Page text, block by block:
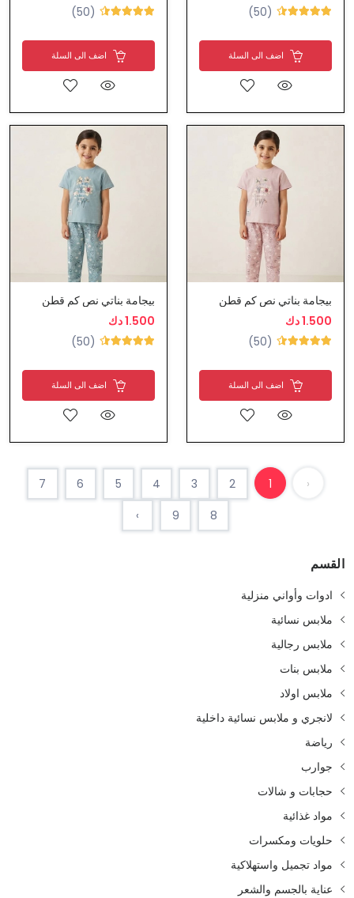
(50)
اضف الى السلة
(50)
اضف الى السلة
بيجامة بناتي نص كم قطن
1.500 دك
(50)
اضف الى السلة
بيجامة بناتي نص كم قطن
1.500 دك
(50)
اضف الى السلة
‹
1
2
3
4
5
6
7
8
9
›
القسم
ادوات وأواني منزلية
ملابس نسائية
ملابس رجالية
ملابس بنات
ملابس اولاد
لانجري و ملابس نسائية داخلية
رياضة
جوارب
حجابات و شالات
مواد غذائية
حلويات ومكسرات
مواد تجميل واستهلاكية
عناية بالجسم والشعر